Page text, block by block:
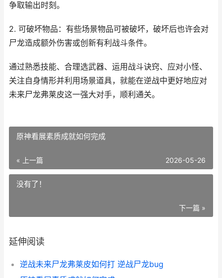
争取输出时刻。
2. 可破坏物品：有些场景物品可被破坏，破坏后也许会对
尸龙造成额外伤害或创新有利战斗条件。
通过熟悉技能、合理选武器、运用战斗诀窍、应对小怪、
关注自身情形并利用场景道具，就能在逆战中更好地应对
未来尸龙弗莱皮这一强大对手，顺利通关。
原神看展素质成就如何完成
« 上一篇 2026-05-26
没有了！
下一篇 »
延伸阅读
逆战未来尸龙弗莱皮如何打 逆战尸龙bug